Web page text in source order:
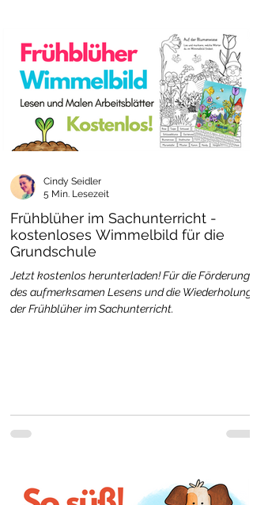
Frühblüher im Sachunterricht -
kostenloses Wimmelbild für die
Grundschule
Jetzt kostenlos herunterladen! Für die Förderung
des aufmerksamen Lesens und die Wiederholung
der Frühblüher im Sachunterricht.
Cindy Seidler
5 Min. Lesezeit